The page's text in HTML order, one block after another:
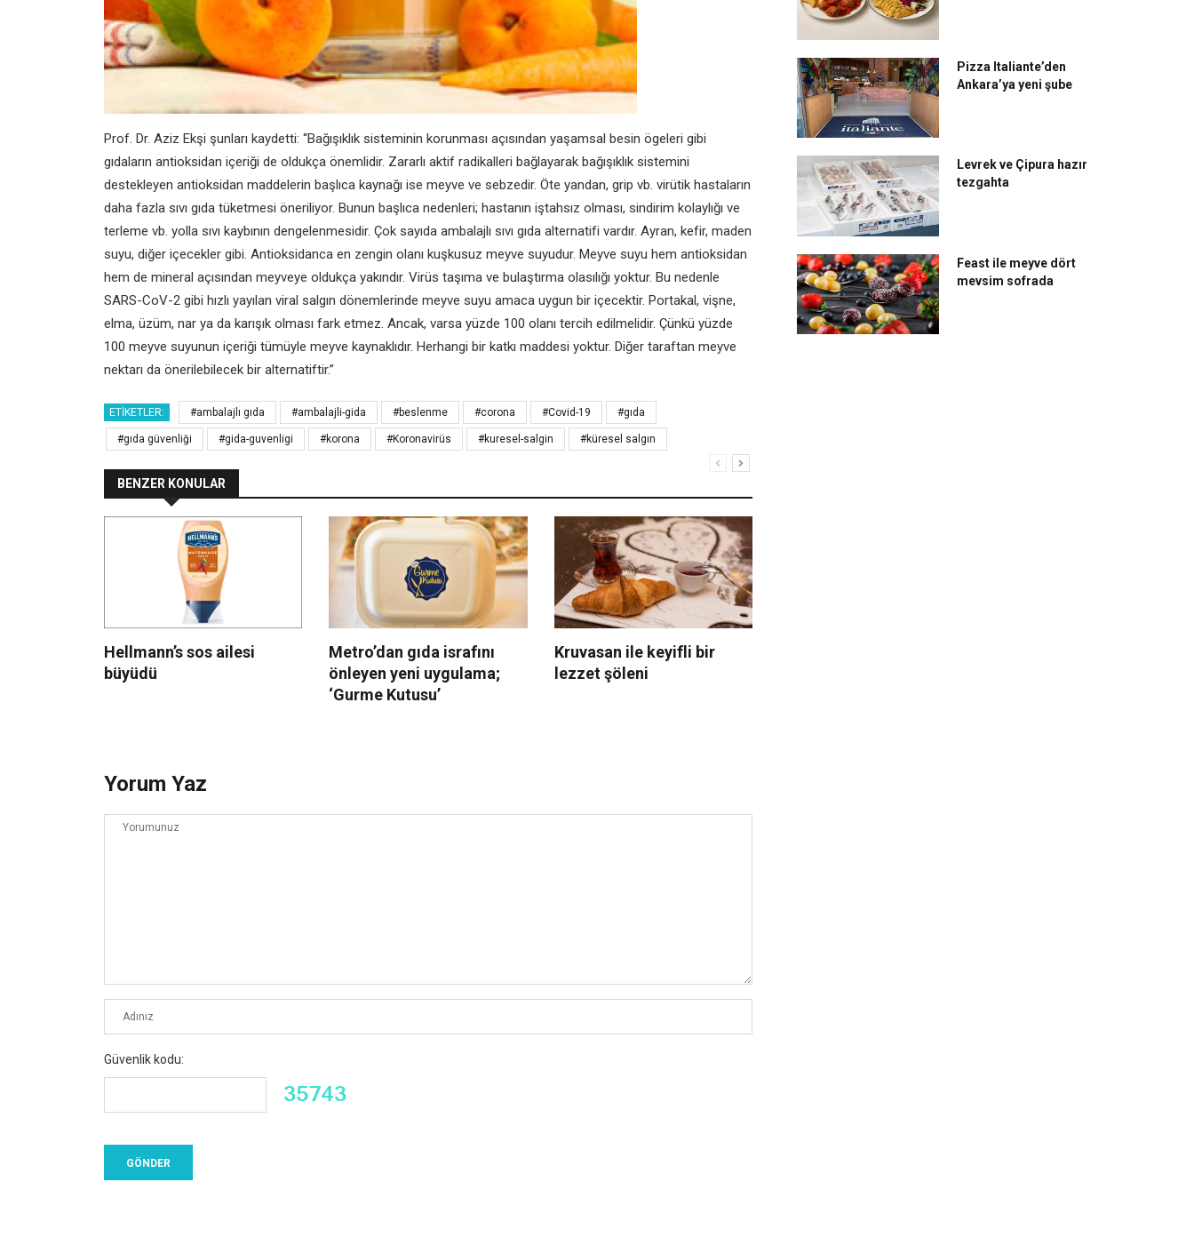
Prof. Dr. Aziz Ekşi şunları kaydetti: “Bağışıklık sisteminin korunması açısından yaşamsal besin ögeleri gibi
gıdaların antioksidan içeriği de oldukça önemlidir. Zararlı aktif radikalleri bağlayarak bağışıklık sistemini
destekleyen antioksidan maddelerin başlıca kaynağı ise meyve ve sebzedir. Öte yandan, grip vb. virütik hastaların
daha fazla sıvı gıda tüketmesi öneriliyor. Bunun başlıca nedenleri; hastanın iştahsız olması, sindirim kolaylığı ve
terleme vb. yolla sıvı kaybının dengelenmesidir. Çok sayıda ambalajlı sıvı gıda alternatifi vardır. Ayran, kefir, maden
suyu, diğer içecekler gibi. Antioksidanca en zengin olanı kuşkusuz meyve suyudur. Meyve suyu hem antioksidan
hem de mineral açısından meyveye oldukça yakındır. Virüs taşıma ve bulaştırma olasılığı yoktur. Bu nedenle
SARS-CoV-2 gibi hızlı yayılan viral salgın dönemlerinde meyve suyu amaca uygun bir içecektir. Portakal, vişne,
elma, üzüm, nar ya da karışık olması fark etmez. Ancak, varsa yüzde 100 olanı tercih edilmelidir. Çünkü yüzde
100 meyve suyunun içeriği tümüyle meyve kaynaklıdır. Herhangi bir katkı maddesi yoktur. Diğer taraftan meyve
nektarı da önerilebilecek bir alternatiftir.”
ETIKETLER: #ambalajlı gıda #ambalajli-gida #beslenme #corona #Covid-19 #gıda
#gıda güvenliği #gida-guvenligi #korona #Koronavirüs #kuresel-salgin #küresel salgın
BENZER KONULAR
Hellmann’s sos ailesi
büyüdü
Metro’dan gıda israfını
önleyen yeni uygulama;
‘Gurme Kutusu’
Kruvasan ile keyifli bir
lezzet şöleni
Yorum Yaz
Güvenlik kodu:
Pizza Italiante’den
Ankara’ya yeni şube
Levrek ve Çipura hazır
tezgahta
Feast ile meyve dört
mevsim sofrada